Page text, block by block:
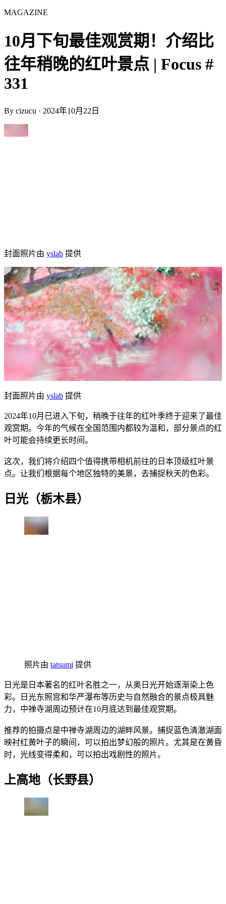
MAGAZINE
10月下旬最佳观赏期！介绍比
往年稍晚的红叶景点 | Focus #
331
By cizucu · 2024年10月22日
封面照片由 yslab 提供
封面照片由 yslab 提供
2024年10月已进入下旬，稍晚于往年的红叶季终于迎来了最佳
观赏期。今年的气候在全国范围内都较为温和，部分景点的红
叶可能会持续更长时间。
这次，我们将介绍四个值得携带相机前往的日本顶级红叶景
点。让我们根据每个地区独特的美景，去捕捉秋天的色彩。
日光（栃木县）
照片由 tatsumi 提供
日光是日本著名的红叶名胜之一，从奥日光开始逐渐染上色
彩。日光东照宫和华严瀑布等历史与自然融合的景点极具魅
力，中禅寺湖周边预计在10月底达到最佳观赏期。
推荐的拍摄点是中禅寺湖周边的湖畔风景。捕捉蓝色清澈湖面
映衬红黄叶子的瞬间，可以拍出梦幻般的照片。尤其是在黄昏
时，光线变得柔和，可以拍出戏剧性的照片。
上高地（长野县）